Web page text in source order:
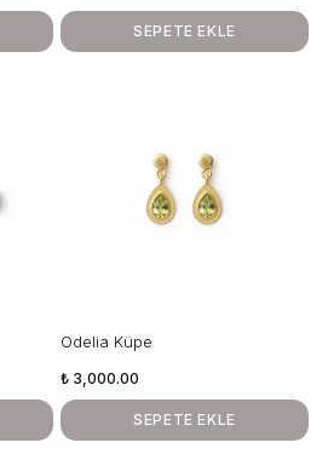
SEPETE EKLE
Odelia Küpe
₺ 3,000.00
SEPETE EKLE